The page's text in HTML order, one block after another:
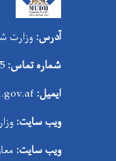
آدرس: وزارت
شماره تماس:
ایمیل:
ویب سایت:
ویب سایت: